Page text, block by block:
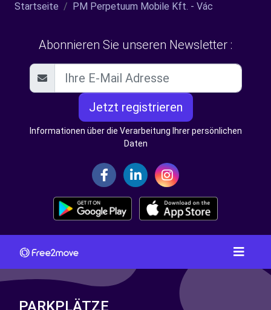
Startseite PM Perpetuum Mobile Kft. - Vác
Abonnieren Sie unseren Newsletter :
Jetzt registrieren
Informationen über die Verarbeitung Ihrer persönlichen
Daten
PARKPLÄTZE